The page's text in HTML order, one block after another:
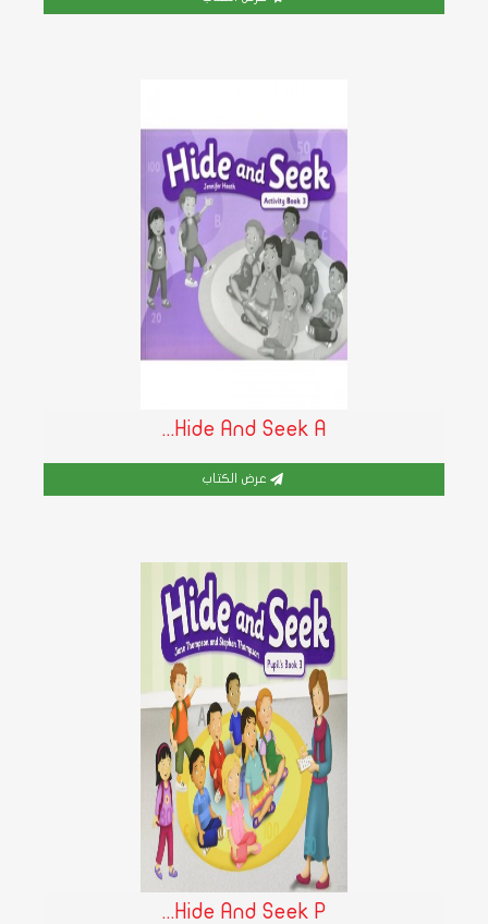
Hide And Seek A...
عرض الكتاب
Hide And Seek P...